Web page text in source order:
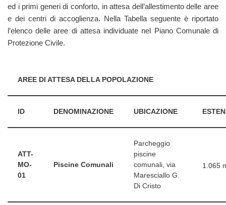
ed i primi generi di conforto, in attesa dell’allestimento delle aree
e dei centri di accoglienza. Nella Tabella seguente è riportato
l’elenco delle aree di attesa individuate nel Piano Comunale di
Protezione Civile.
AREE DI ATTESA DELLA POPOLAZIONE
ID DENOMINAZIONE UBICAZIONE
ATT-
MO-
01
Piscine Comunali
Parcheggio
piscine
comunali, via
Maresciallo G.
Di Cristo
1.065